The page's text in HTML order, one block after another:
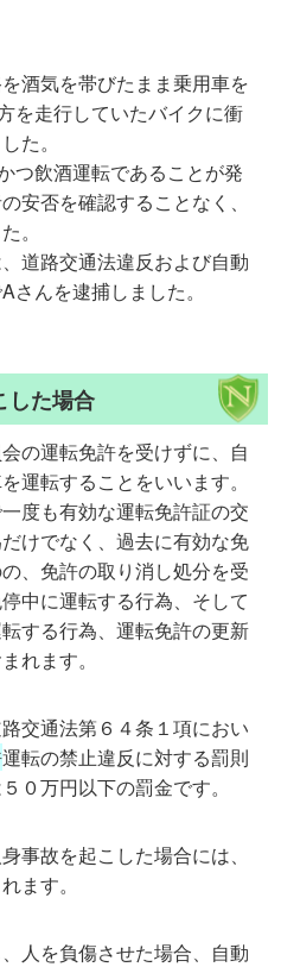
酒気を帯びたまま乗用車を
を走行していたバイクに衝
た。
つ飲酒運転であることが発
安否を確認することなく、
。
道路交通法違反および自動
んを逮捕しました。
した場合
の運転免許を受けずに、自
運転することをいいます。
度も有効な運転免許証の交
けでなく、過去に有効な免
、免許の取り消し処分を受
中に運転する行為、そして
する行為、運転免許の更新
れます。
交通法第６４条１項におい
運転の禁止違反に対する罰則
０万円以下の罰金です。
事故を起こした場合には、
ます。
人を負傷させた場合、自動